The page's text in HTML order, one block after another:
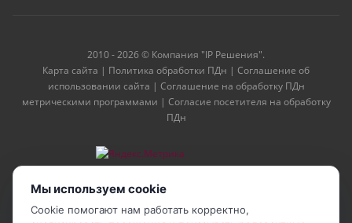
2010 - 2026 © Компания "IP Решения".
Карта сайта | Политика обработки ПДн | Соглашение об
использовании сайта | Соглашение на обработку ПДн
метрическими программами | Согласие посетителя на обработку
ПДн
Мы используем cookie
Cookie помогают нам работать корректно,